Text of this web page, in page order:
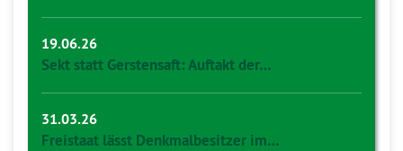
19.06.26
Sekt statt Gerstensaft: Auftakt der…
31.03.26
Freistaat lässt Denkmalbesitzer im…